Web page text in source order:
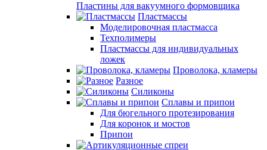
Пластины для вакуумного формовщика
Пластмассы
Моделировочная пластмасса
Техполимеры
Пластмассы для индивидуальных
ложек
Проволока, кламеры
Разное
Силиконы
Сплавы и припои
Для бюгельного протезирования
Для коронок и мостов
Припои